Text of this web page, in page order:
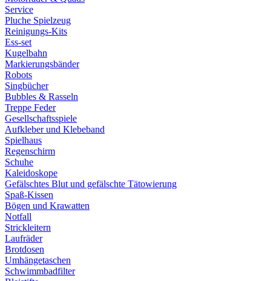
Service
Pluche Spielzeug
Reinigungs-Kits
Ess-set
Kugelbahn
Markierungsbänder
Robots
Singbücher
Bubbles & Rasseln
Treppe Feder
Gesellschaftsspiele
Aufkleber und Klebeband
Spielhaus
Regenschirm
Schuhe
Kaleidoskope
Gefälschtes Blut und gefälschte Tätowierung
Spaß-Kissen
Bögen und Krawatten
Notfall
Strickleitern
Laufräder
Brotdosen
Umhängetaschen
Schwimmbadfilter